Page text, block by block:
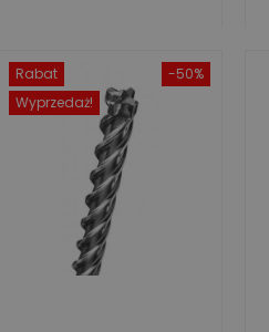
-50%
Rabat
Wyprzedaż!